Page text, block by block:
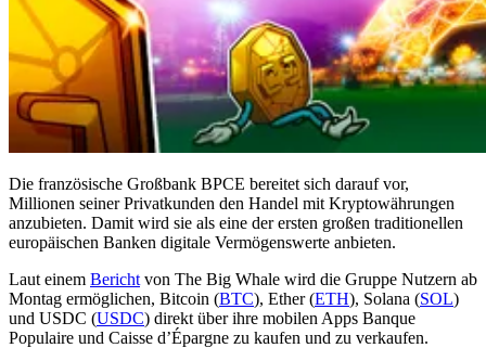
Die französische Großbank BPCE bereitet sich darauf vor,
Millionen seiner Privatkunden den Handel mit Kryptowährungen
anzubieten. Damit wird sie als eine der ersten großen traditionellen
europäischen Banken digitale Vermögenswerte anbieten.
Laut einem Bericht von The Big Whale wird die Gruppe Nutzern ab
Montag ermöglichen, Bitcoin (BTC), Ether (ETH), Solana (SOL)
und USDC (USDC) direkt über ihre mobilen Apps Banque
Populaire und Caisse d’Épargne zu kaufen und zu verkaufen.